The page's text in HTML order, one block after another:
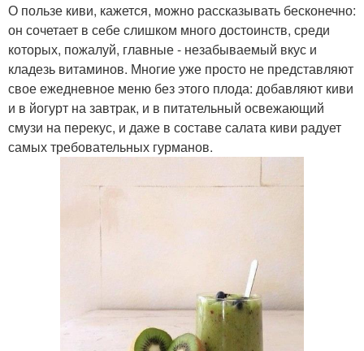
О пользе киви, кажется, можно рассказывать бесконечно:
он сочетает в себе слишком много достоинств, среди
которых, пожалуй, главные - незабываемый вкус и
кладезь витаминов. Многие уже просто не представляют
свое ежедневное меню без этого плода: добавляют киви
и в йогурт на завтрак, и в питательный освежающий
смузи на перекус, и даже в составе салата киви радует
самых требовательных гурманов.